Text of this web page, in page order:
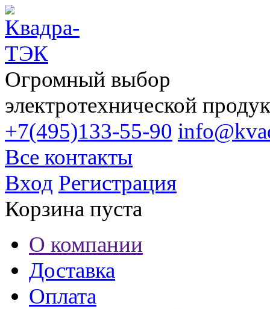
Огромный выбор
электротехнической
+7(495)133-55-90
Все контакты
Вход Регистрация
Корзина пуста
О компании
Доставка
Оплата